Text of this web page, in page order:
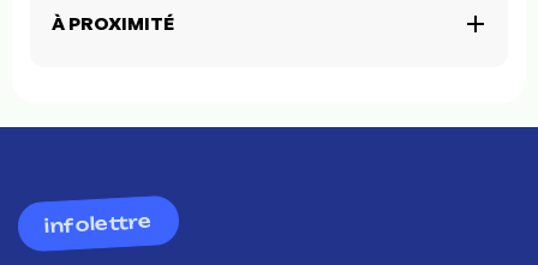
À PROXIMITÉ
infolettre